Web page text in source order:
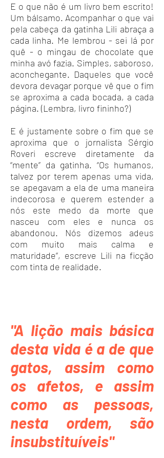
E o que não é um livro bem escrito!
Um bálsamo. Acompanhar o que vai
pela cabeça da gatinha Lili abraça a
cada linha. Me lembrou - sei lá por
quê - o mingau de chocolate que
minha avó fazia. Simples, saboroso,
aconchegante. Daqueles que você
devora devagar porque vê que o fim
se aproxima a cada bocada, a cada
página. (Lembra, livro fininho?)
E é justamente sobre o fim que se
aproxima que o jornalista Sérgio
Roveri escreve diretamente da
“mente” da gatinha. “Os humanos,
talvez por terem apenas uma vida,
se apegavam a ela de uma maneira
indecorosa e querem estender a
nós este medo da morte que
nasceu com eles e nunca os
abandonou. Nós dizemos adeus
com muito mais calma e
maturidade”, escreve Lili na ficção
com tinta de realidade.
"A lição mais básica
desta vida é a de que
gatos, assim como
os afetos, e assim
como as pessoas,
nesta ordem, são
insubstituíveis"